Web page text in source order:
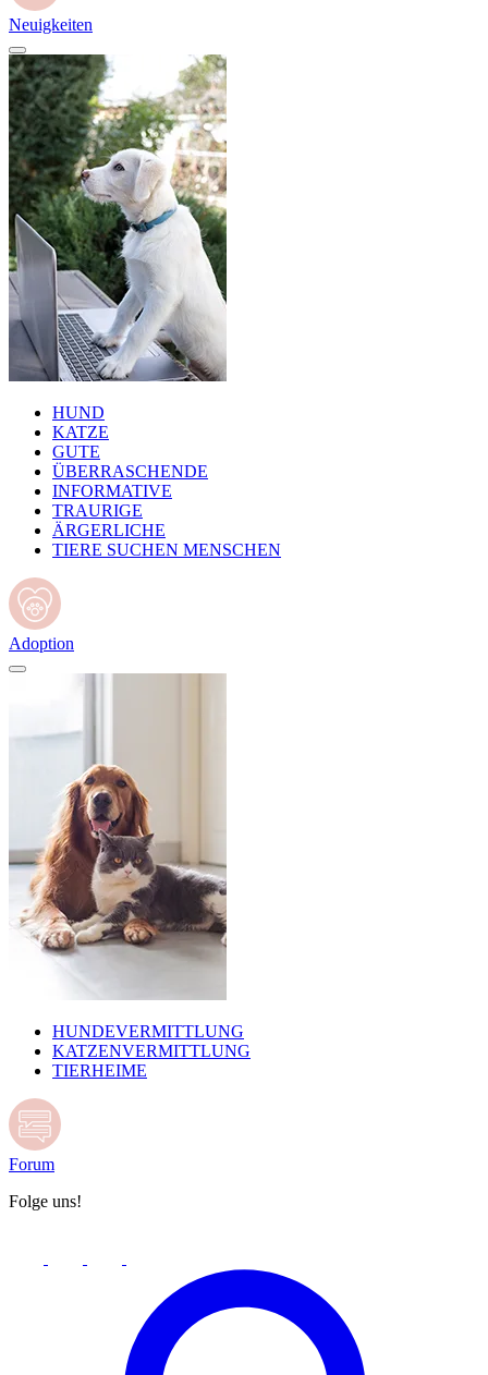
Neuigkeiten
HUND
KATZE
GUTE
ÜBERRASCHENDE
INFORMATIVE
TRAURIGE
ÄRGERLICHE
TIERE SUCHEN MENSCHEN
Adoption
HUNDEVERMITTLUNG
KATZENVERMITTLUNG
TIERHEIME
Forum
Folge uns!